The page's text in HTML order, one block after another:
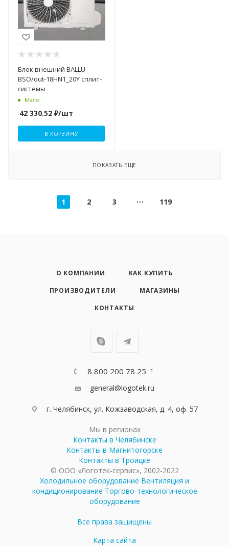
Блок внешний BALLU
BSO/out-18HN1_20Y сплит-
системы
Мало
42 330.52 ₽/шт
В КОРЗИНУ
ПОКАЗАТЬ ЕЩЕ
1 2 3 119
О КОМПАНИИ
КАК КУПИТЬ
ПРОИЗВОДИТЕЛИ
МАГАЗИНЫ
КОНТАКТЫ
8 800 200 78 25
general@logotek.ru
г. Челябинск, ул. Кожзаводская, д. 4, оф. 57
Мы в регионах
Контакты в Челябинске
Контакты в Магнитогорске
Контакты в Троицке
© ООО «Логотек-сервис», 2002-2022
Холодильное оборудование Вентиляция и
кондиционирование Торгово-технологическое
оборудование
Все права защищены
Карта сайта